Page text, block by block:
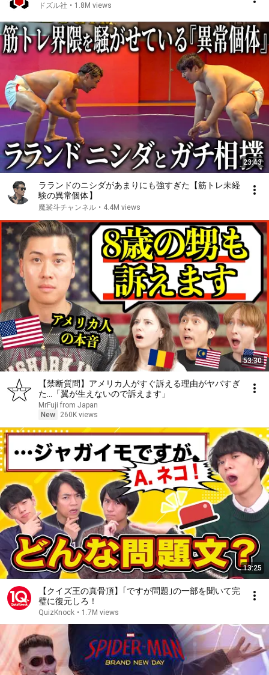
ドズル社 • 1.8M views
23:43
ラランドのニシダがあまりにも強すぎた【筋トレ未経
験の異常個体】
魔裟斗チャンネル • 4.4M views
53:30
【禁断質問】アメリカ人がすぐ訴える理由がヤバすぎ
た…「翼が生えないので訴えます」
MrFuji from Japan
New
260K views
13:25
【クイズ王の真骨頂】｢ですが問題｣の一部を聞いて完
璧に復元しろ！
QuizKnock • 1.7M views